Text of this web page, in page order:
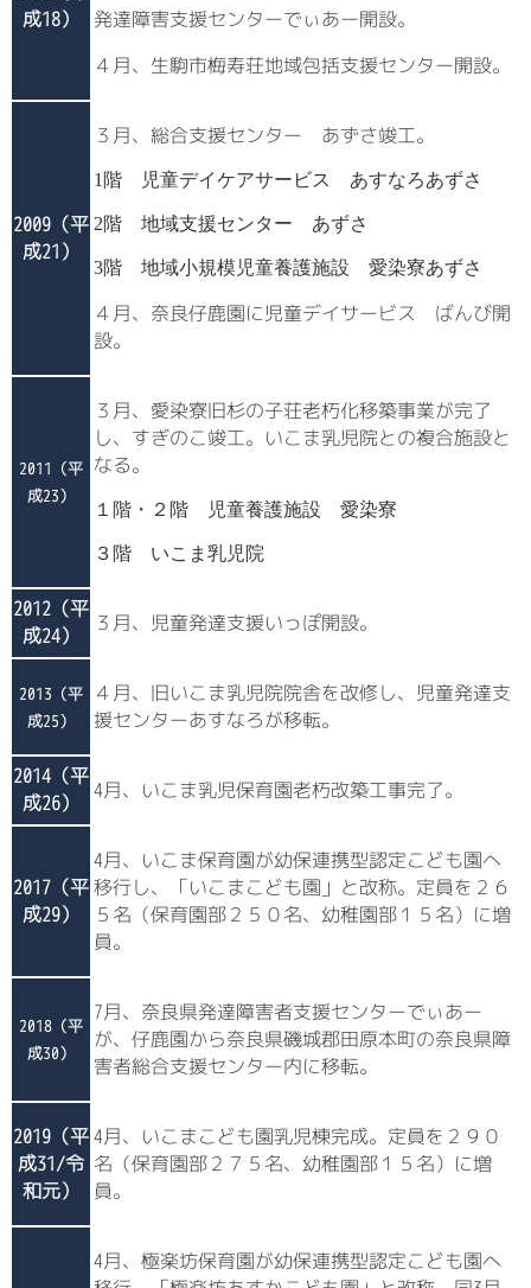
成18）
発達障害支援センターでぃあー開設。
４月、生駒市梅寿荘地域包括支援センター開設。
2009（平
成21）
３月、総合支援センター あずさ竣工。
1階 児童デイケアサービス あすなろあずさ
2階 地域支援センター あずさ
3階 地域小規模児童養護施設 愛染寮あずさ
４月、奈良仔鹿園に児童デイサービス ばんび開
設。
2011（平
成23）
３月、愛染寮旧杉の子荘老朽化移築事業が完了
し、すぎのこ竣工。いこま乳児院との複合施設と
なる。
１階・２階 児童養護施設 愛染寮
３階 いこま乳児院
2012（平
成24）
３月、児童発達支援いっぽ開設。
2013（平
成25）
４月、旧いこま乳児院院舎を改修し、児童発達支
援センターあすなろが移転。
2014（平
成26）
4月、いこま乳児保育園老朽改築工事完了。
2017（平
成29）
4月、いこま保育園が幼保連携型認定こども園へ
移行し、「いこまこども園」と改称。定員を２６
５名（保育園部２５０名、幼稚園部１５名）に増
員。
2018（平
成30）
7月、奈良県発達障害者支援センターでぃあー
が、仔鹿園から奈良県磯城郡田原本町の奈良県障
害者総合支援センター内に移転。
2019（平
成31/令
和元）
4月、いこまこども園乳児棟完成。定員を２９０
名（保育園部２７５名、幼稚園部１５名）に増
員。
4月、極楽坊保育園が幼保連携型認定こども園へ